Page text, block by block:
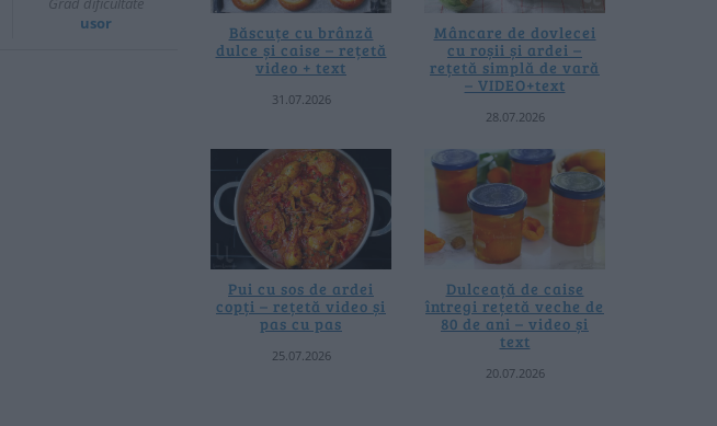
usor
Băscuțe cu brânză
dulce și caise – rețetă
video + text
31.07.2026
Mâncare de dovlecei
cu roșii și ardei –
rețetă simplă de vară
– VIDEO+text
28.07.2026
Pui cu sos de ardei
copți – rețetă video și
pas cu pas
25.07.2026
Dulceață de caise
întregi rețetă veche de
80 de ani – video și
text
20.07.2026